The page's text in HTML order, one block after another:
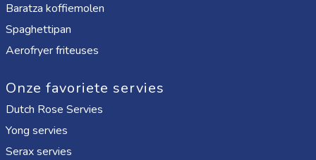
Baratza koffiemolen
Spaghettipan
Aerofryer friteuses
Onze favoriete servies
Dutch Rose Servies
Yong servies
Serax servies